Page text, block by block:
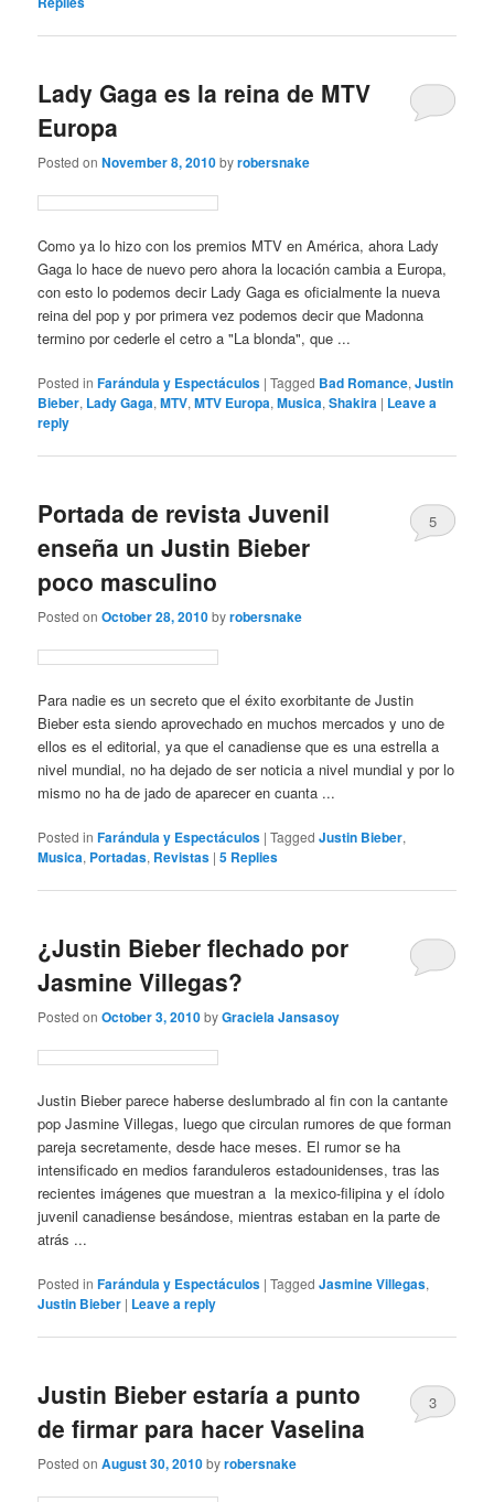
Lady Gaga es la reina de MTV
Europa
Posted onNovember 8, 2010byrobersnake
Como ya lo hizo con los premios MTV en América, ahora Lady
Gaga lo hace de nuevo pero ahora la locación cambia a Europa,
con esto lo podemos decir Lady Gaga es oficialmente la nueva
reina del pop y por primera vez podemos decir que Madonna
termino por cederle el cetro a "La blonda", que ...
Posted in Farándula y Espectáculos |Tagged Bad Romance,Justin
Bieber, Lady Gaga,MTV,MTV Europa,Musica,Shakira | Leave a
reply
Portada de revista Juvenil
enseña un Justin Bieber
poco masculino
Posted onOctober 28, 2010byrobersnake
5
Para nadie es un secreto que el éxito exorbitante de Justin
Bieber esta siendo aprovechado en muchos mercados y uno de
ellos es el editorial, ya que el canadiense que es una estrella a
nivel mundial, no ha dejado de ser noticia a nivel mundial y por lo
mismo no ha de jado de aparecer en cuanta ...
Posted in Farándula y Espectáculos |Tagged Justin Bieber,
Musica, Portadas, Revistas |5 Replies
¿Justin Bieber flechado por
Jasmine Villegas?
Posted onOctober 3, 2010byGraciela Jansasoy
Justin Bieber parece haberse deslumbrado al fin con la cantante
pop Jasmine Villegas, luego que circulan rumores de que forman
pareja secretamente, desde hace meses. El rumor se ha
intensificado en medios faranduleros estadounidenses, tras las
recientes imágenes que muestran a la mexico-filipina y el ídolo
juvenil canadiense besándose, mientras estaban en la parte de
atrás ...
Posted in Farándula y Espectáculos |Tagged Jasmine Villegas,
Justin Bieber | Leave a reply
Justin Bieber estaría a punto
de firmar para hacer Vaselina
Posted onAugust 30, 2010byrobersnake
3